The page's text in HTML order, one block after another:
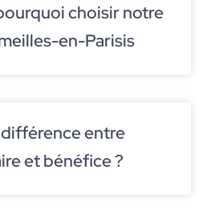
choisir notre
en-Parisis
entre
et bénéfice ?